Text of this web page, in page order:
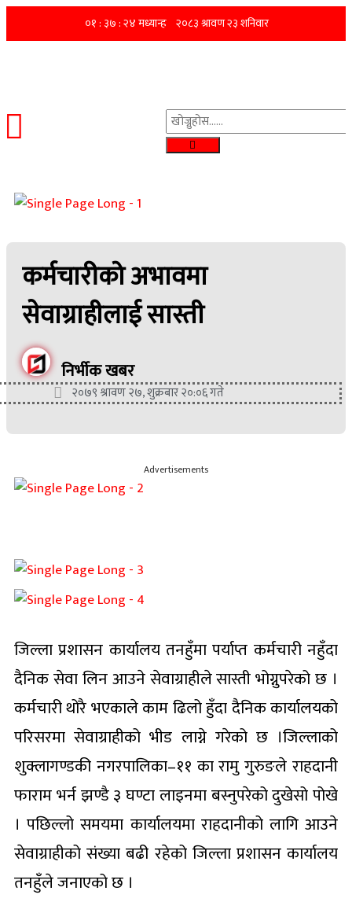
कर्मचारीको अभावमा
सेवाग्राहीलाई सास्ती
निर्भीक खबर
२०७९ श्रावण २७, शुक्रबार २०:०६ गते
Advertisements
जिल्ला प्रशासन कार्यालय तनहुँमा पर्याप्त कर्मचारी नहुँदा
दैनिक सेवा लिन आउने सेवाग्राहीले सास्ती भोग्नुपरेको छ ।
कर्मचारी थोरै भएकाले काम ढिलो हुँदा दैनिक कार्यालयको
परिसरमा सेवाग्राहीको भीड लाग्ने गरेको छ ।जिल्लाको
शुक्लागण्डकी नगरपालिका–११ का रामु गुरुङले राहदानी
फाराम भर्न झण्डै ३ घण्टा लाइनमा बस्नुपरेको दुखेसो पोखे
। पछिल्लो समयमा कार्यालयमा राहदानीको लागि आउने
सेवाग्राहीको संख्या बढी रहेको जिल्ला प्रशासन कार्यालय
तनहुँले जनाएको छ ।